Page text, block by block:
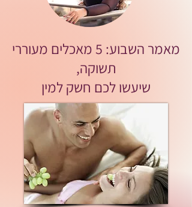
מאמר השבוע: 5 מאכלים מעוררי
תשוקה,
שיעשו לכם חשק למין